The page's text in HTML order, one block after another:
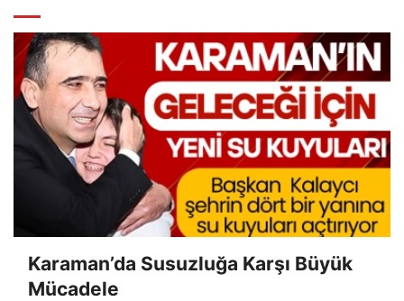
Karaman’da Susuzluğa Karşı Büyük
Mücadele